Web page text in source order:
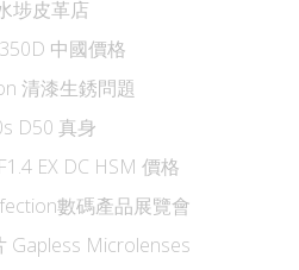
埗皮革店
中國價格
清漆生銹問題
D50 真身
EX DC HSM 價格
數碼產品展覽會
Gapless Microlenses